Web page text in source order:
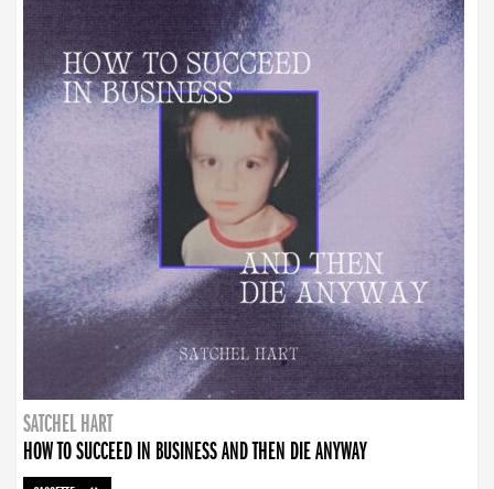
SATCHEL HART
HOW TO SUCCEED IN BUSINESS AND THEN DIE ANYWAY